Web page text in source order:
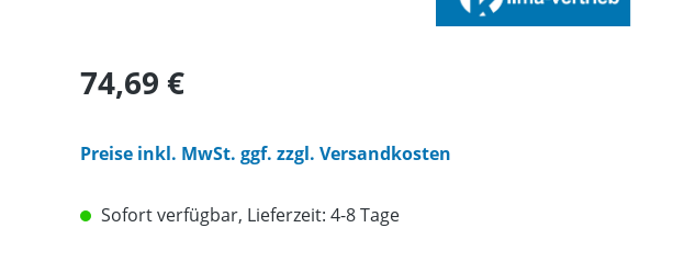
Regulärer Preis:
74,69 €
Preise inkl. MwSt. ggf. zzgl. Versandkosten
Sofort verfügbar, Lieferzeit: 4-8 Tage